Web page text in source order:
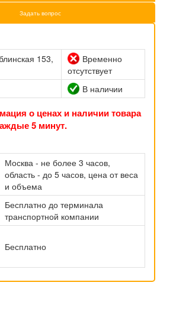
Задать вопрос
153,
Временно
отсутствует
В наличии
о ценах и наличии товара
5 минут.
Москва - не более 3 часов,
область - до 5 часов, цена от веса
и объема
Бесплатно до терминала
транспортной компании
Бесплатно